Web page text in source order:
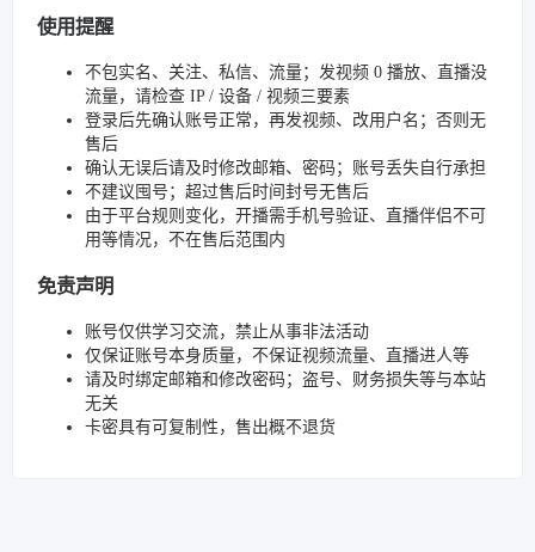
使用提醒
不包实名、关注、私信、流量；发视频 0 播放、直播没
流量，请检查 IP / 设备 / 视频三要素
登录后先确认账号正常，再发视频、改用户名；否则无
售后
确认无误后请及时修改邮箱、密码；账号丢失自行承担
不建议囤号；超过售后时间封号无售后
由于平台规则变化，开播需手机号验证、直播伴侣不可
用等情况，不在售后范围内
免责声明
账号仅供学习交流，禁止从事非法活动
仅保证账号本身质量，不保证视频流量、直播进人等
请及时绑定邮箱和修改密码；盗号、财务损失等与本站
无关
卡密具有可复制性，售出概不退货